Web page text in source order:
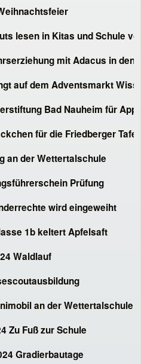
lesen in Kitas und Schule
mit Adacus in den
auf dem Adventsmarkt
Bad Nauheim für
für die Friedberger Tafel
an der Wettertalschule
Prüfung
wird eingeweiht
1b keltert Apfelsaft
Waldlauf
an der Wettertalschule
Zu Fuß zur Schule
Gradierbautage